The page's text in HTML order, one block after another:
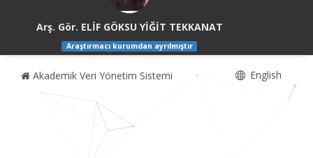
Arş. Gör. ELİF GÖKSU YİĞİT TEKKANAT
Araştırmacı kurumdan ayrılmıştır
Akademik Veri Yönetim Sistemi English